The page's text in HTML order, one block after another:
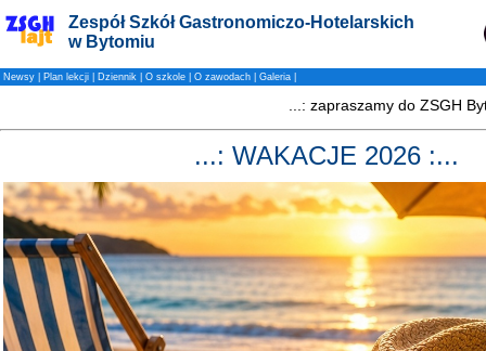
Zespół Szkół Gastronomiczo-Hotelarskich
w Bytomiu
Newsy Plan lekcji Dziennik O szkole O zawodach Galeria
...: WAKACJE 2026 :...